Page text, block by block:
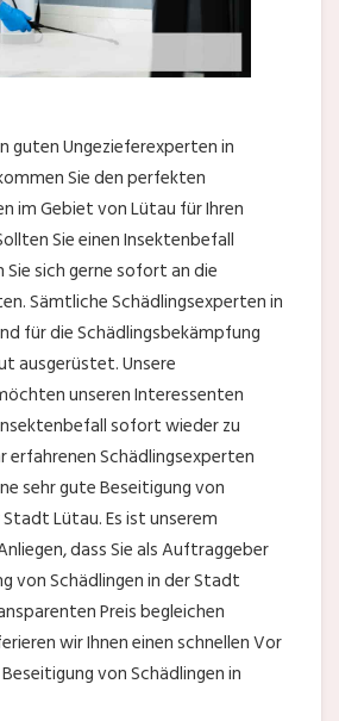
guten Ungezieferexperten in
Sie den perfekten
im Gebiet von Lütau für Ihren
Sie einen Insektenbefall
sich gerne sofort an die
Sämtliche Schädlingsexperten in
für die Schädlingsbekämpfung
ausgerüstet. Unsere
unseren Interessenten
sofort wieder zu
erfahrenen Schädlingsexperten
sehr gute Beseitigung von
Lütau. Es ist unserem
dass Sie als Auftraggeber
von Schädlingen in der Stadt
Preis begleichen
wir Ihnen einen schnellen Vor
von Schädlingen in